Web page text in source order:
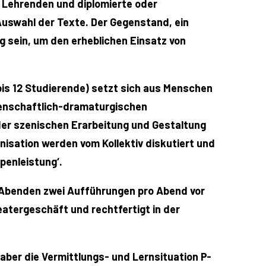
und diplomierte oder
der Texte. Der Gegenstand, ein
um den erheblichen Einsatz von
12 Studierende) setzt sich aus Menschen
dramaturgischen
szenischen Erarbeitung und Gestaltung
werden vom Kollektiv diskutiert und
zwei Aufführungen pro Abend vor
und rechtfertigt in der
die Vermittlungs- und Lernsituation P-